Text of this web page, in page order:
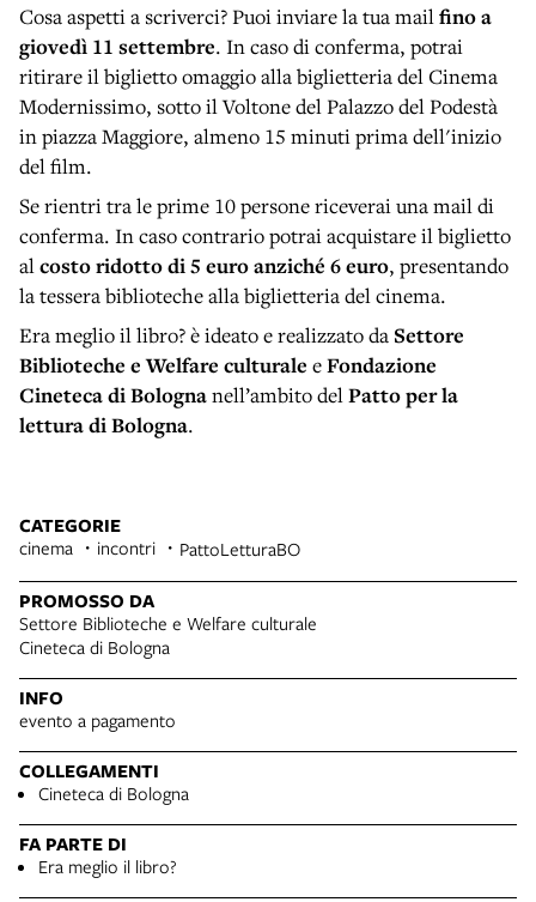
Cosa aspetti a scriverci? Puoi inviare la tua mail finoa
giovedì 11 settembre. In caso di conferma, potrai
ritirare il biglietto omaggio alla biglietteria del Cinema
Modernissimo, sotto il Voltone del Palazzo del Podestà
in piazza Maggiore, almeno 15 minuti prima dell'inizio
del film.
Se rientri tra le prime 10 persone riceverai una mail di
conferma. In caso contrario potrai acquistare il biglietto
al costo ridotto di 5 euro anziché 6 euro, presentando
la tessera biblioteche alla biglietteria del cinema.
Era meglio il libro? è ideato e realizzato da Settore
Biblioteche e Welfare culturale eFondazione
Cineteca di Bolognanell’ambito del Patto per la
lettura di Bologna.
CATEGORIE
cinema incontri PattoLetturaBO
PROMOSSO DA
Settore Biblioteche e Welfare culturale
Cineteca di Bologna
INFO
evento a pagamento
COLLEGAMENTI
Cineteca di Bologna
FA PARTE DI
Era meglio il libro?